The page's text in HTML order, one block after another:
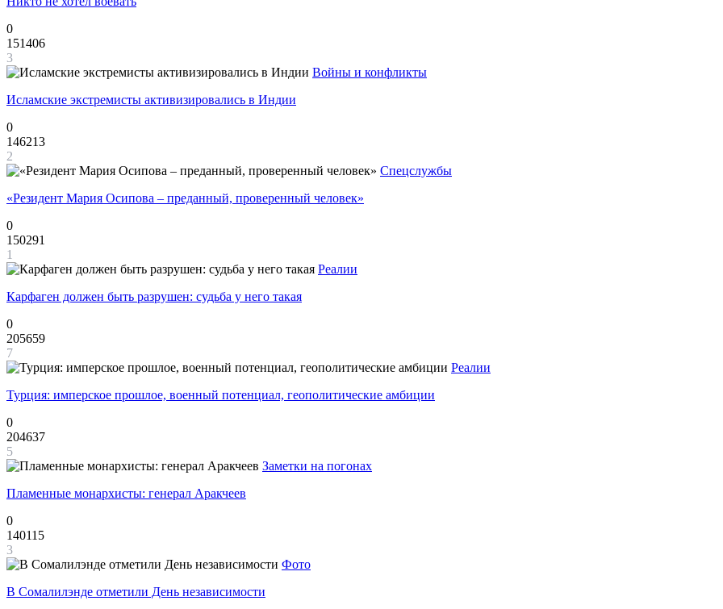
0
151406
3
Войны и конфликты
Исламские экстремисты активизировались в Индии
0
146213
2
Спецслужбы
«Резидент Мария Осипова – преданный, проверенный человек»
0
150291
1
Реалии
Карфаген должен быть разрушен: судьба у него такая
0
205659
7
Реалии
Турция: имперское прошлое, военный потенциал, геополитические амбиции
0
204637
5
Заметки на погонах
Пламенные монархисты: генерал Аракчеев
0
140115
3
Фото
В Сомалилэнде отметили День независимости